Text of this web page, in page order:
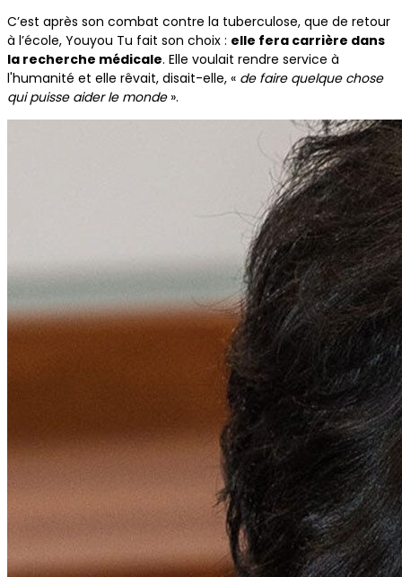
C’est après son combat contre la tuberculose, que de retour
à l’école, Youyou Tu fait son choix : elle fera carrière dans
la recherche médicale. Elle voulait rendre service à
l'humanité et elle rêvait, disait-elle, « de faire quelque chose
qui puisse aider le monde».